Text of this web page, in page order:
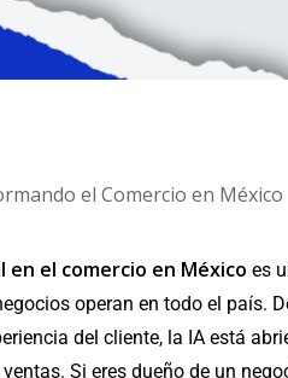
el Comercio en México
el comercio en México es
operan en todo el país.
del cliente, la IA está
Si eres dueño de un